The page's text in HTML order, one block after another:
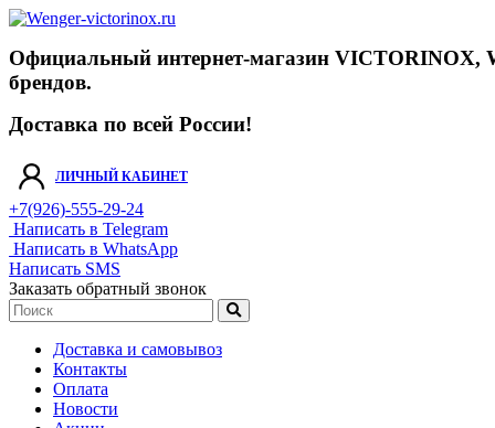
Официальный интернет-магазин VICTORINOX,
брендов.
Доставка по всей России!
ЛИЧНЫЙ КАБИНЕТ
+7(926)-555-29-24
Написать в Telegram
Написать в WhatsApp
Написать SMS
Заказать обратный звонок
Доставка и самовывоз
Контакты
Оплата
Новости